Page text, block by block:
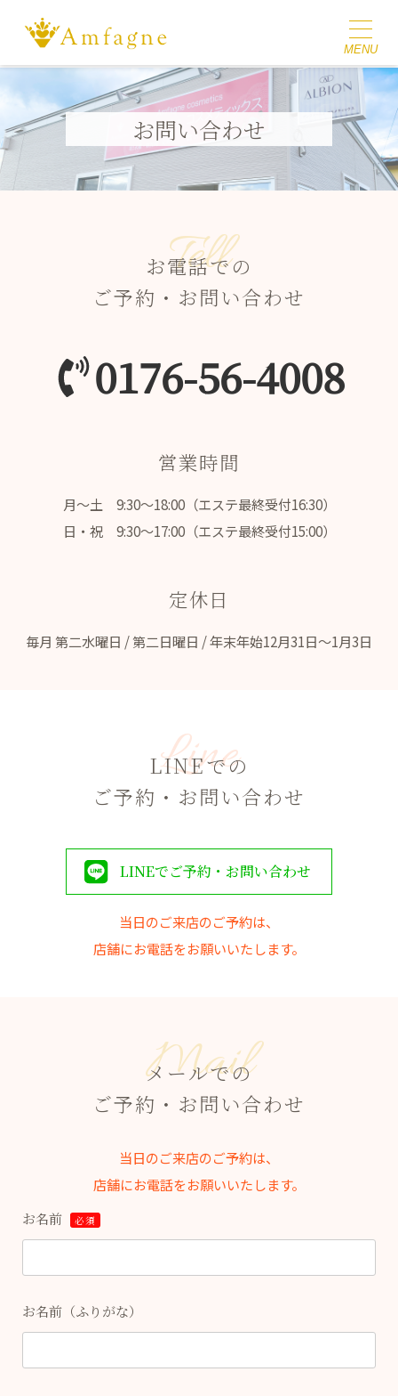
お問い合わせ
Tell
お電話での
ご予約・お問い合わせ
0176-56-4008
営業時間
月～土 9:30～18:00（エステ最終受付16:30）
日・祝 9:30～17:00（エステ最終受付15:00）
定休日
毎月 第二水曜日 / 第二日曜日 / 年末年始12月31日～1月3日
Line
LINEでの
ご予約・お問い合わせ
LINEでご予約・お問い合わせ
当日のご来店のご予約は、
店舗にお電話をお願いいたします。
Mail
メールでの
ご予約・お問い合わせ
当日のご来店のご予約は、
店舗にお電話をお願いいたします。
お名前 必須
お名前（ふりがな）